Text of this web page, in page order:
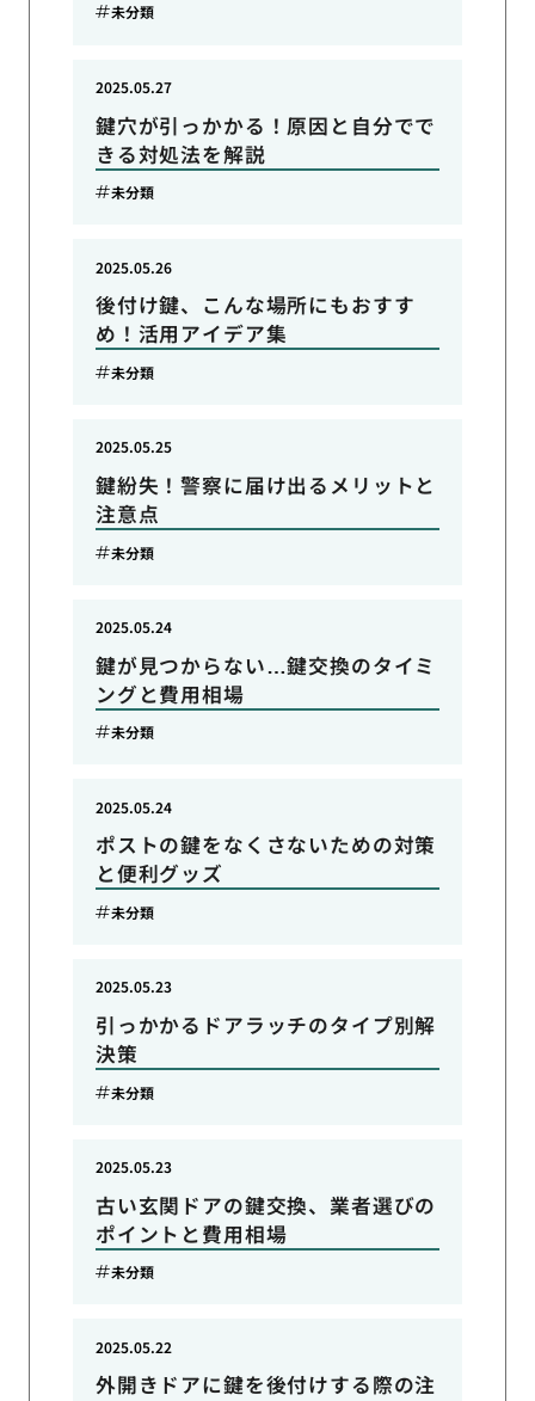
未分類
鍵穴が引っかかる！原因と自分でで
きる対処法を解説
2025.05.27
未分類
後付け鍵、こんな場所にもおすす
め！活用アイデア集
2025.05.26
未分類
鍵紛失！警察に届け出るメリットと
注意点
2025.05.25
未分類
鍵が見つからない…鍵交換のタイミ
ングと費用相場
2025.05.24
未分類
ポストの鍵をなくさないための対策
と便利グッズ
2025.05.24
未分類
引っかかるドアラッチのタイプ別解
決策
2025.05.23
未分類
古い玄関ドアの鍵交換、業者選びの
ポイントと費用相場
2025.05.23
未分類
外開きドアに鍵を後付けする際の注
2025.05.22